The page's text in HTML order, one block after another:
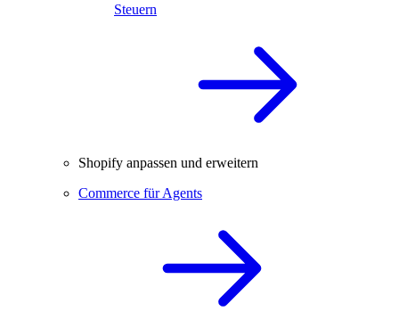
Steuern
Shopify anpassen und erweitern
Commerce für Agents